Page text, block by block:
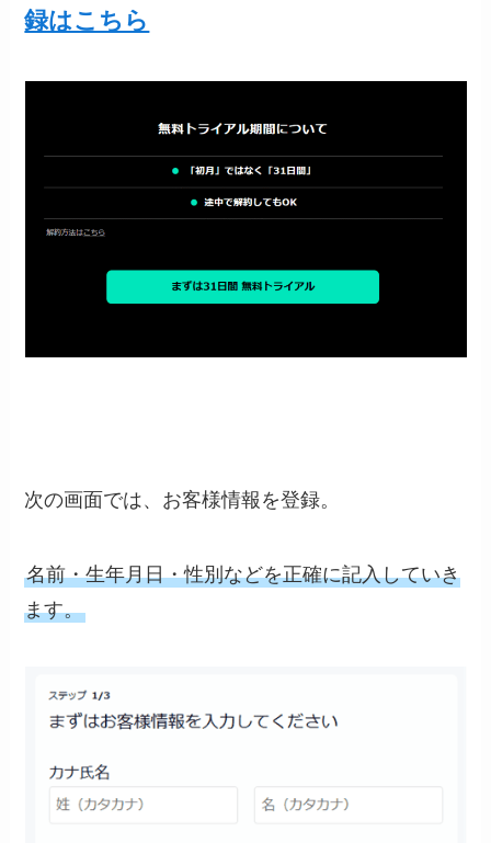
録はこちら
次の画面では、お客様情報を登録。
名前・生年月日・性別などを正確に記入していき
ます。